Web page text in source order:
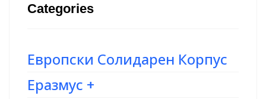
Categories
Европски Солидарен Корпус
Еразмус +